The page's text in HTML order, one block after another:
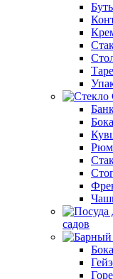
садов